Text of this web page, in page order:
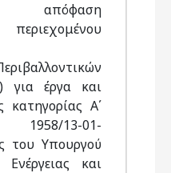
απόφαση
περιεχομένου
για έργα και
κατηγορίας Α΄
13-01-
του Υπουργού
Ενέργειας και